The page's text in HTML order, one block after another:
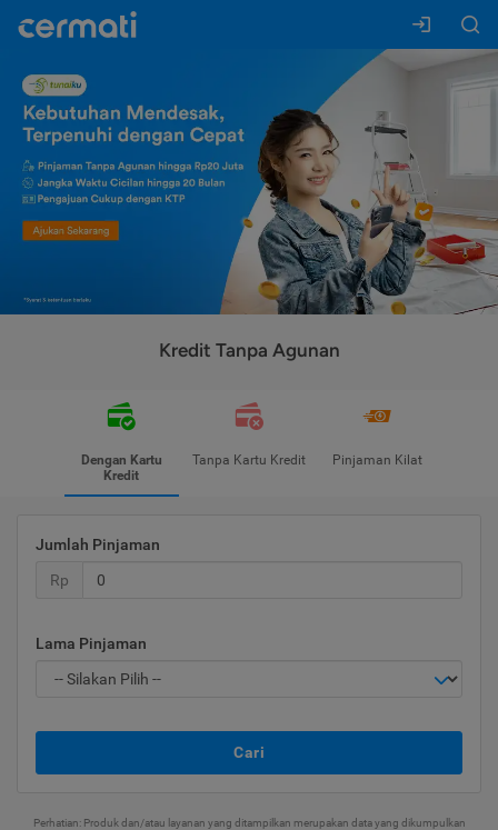
Kredit Tanpa Agunan
Dengan Kartu
Kredit
Tanpa Kartu Kredit Pinjaman Kilat
Jumlah Pinjaman
Rp
Lama Pinjaman
Cari
Perhatian: Produk dan/atau layanan yang ditampilkan merupakan data yang dikumpulkan